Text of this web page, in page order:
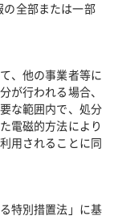
の全部または一部
、他の事業者等に
が行われる場合、
な範囲内で、処分
電磁的方法により
用されることに同
特別措置法」に基